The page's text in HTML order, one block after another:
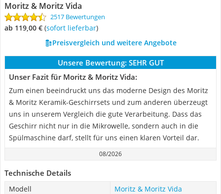
Moritz & Moritz Vida
2517 Bewertungen
ab 119,00 € ( Sofort lieferbar)
Preisvergleich und weitere Angebote
Unsere Bewertung: SEHR GUT
Unser Fazit für Moritz & Moritz Vida:
Zum einen beeindruckt uns das moderne Design des Moritz
& Moritz Keramik-Geschirrsets und zum anderen überzeugt
uns in unserem Vergleich die gute Verarbeitung. Dass das
Geschirr nicht nur in die Mikrowelle, sondern auch in die
Spülmaschine darf, stellt für uns einen klaren Vorteil dar.
08/2026
Technische Details
Modell
Moritz & Moritz Vida